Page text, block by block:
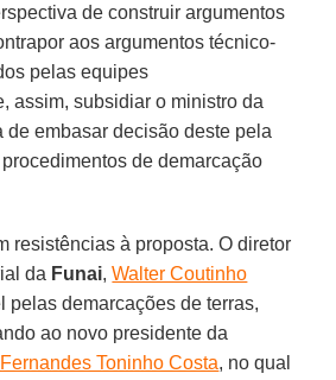
de construir argumentos
aos argumentos técnico-
pelas equipes
assim, subsidiar o ministro da
de embasar decisão deste pela
de demarcação
resistências à proposta. O diretor
da Funai,Walter Coutinho
pelas demarcações de terras,
ao novo presidente da
Toninho Costa, no qual